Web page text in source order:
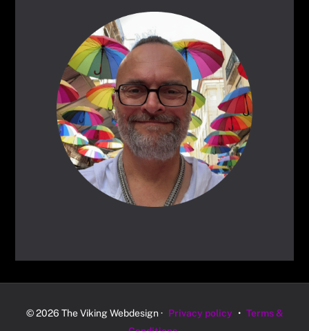
© 2026 The Viking Webdesign · Privacy policy • Terms &